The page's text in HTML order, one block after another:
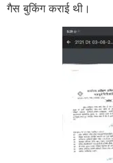
गैस बुकिंग कराई थी।